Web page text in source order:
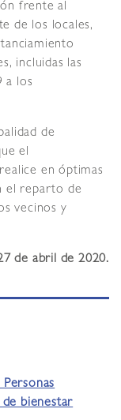
frente al
de los locales,
incluidas las
a los
de
el
en óptimas
el reparto de
vecinos y
de abril de 2020.
bienestar